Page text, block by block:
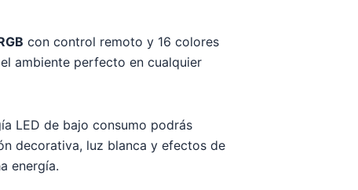
con control remoto y 16 colores
ambiente perfecto en cualquier
LED de bajo consumo podrás
decorativa, luz blanca y efectos de
energía.